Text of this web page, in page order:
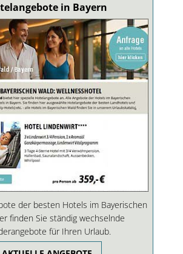
in Bayern
der besten Hotels im Bayerischen
finden Sie ständig wechselnde
für Ihren Urlaub.